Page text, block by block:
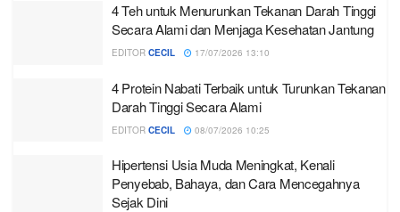
4 Teh untuk Menurunkan Tekanan Darah Tinggi
Secara Alami dan Menjaga Kesehatan Jantung
EDITOR CECIL 17/07/2026 13:10
4 Protein Nabati Terbaik untuk Turunkan Tekanan
Darah Tinggi Secara Alami
EDITOR CECIL 08/07/2026 10:25
Hipertensi Usia Muda Meningkat, Kenali
Penyebab, Bahaya, dan Cara Mencegahnya
Sejak Dini